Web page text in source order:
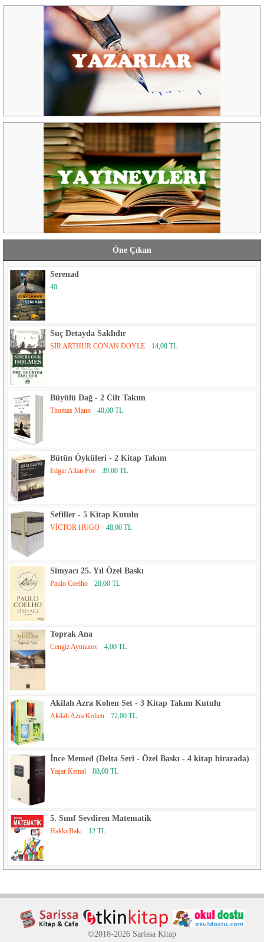
Öne Çıkan
Serenad
40
Suç Detayda Saklıdır
SİR ARTHUR CONAN DOYLE 14,00 TL
Büyülü Dağ - 2 Cilt Takım
Thomas Mann 40,00 TL
Bütün Öyküleri - 2 Kitap Takım
Edgar Allan Poe 39,00 TL
Sefiller - 5 Kitap Kutulu
VİCTOR HUGO 48,00 TL
Simyacı 25. Yıl Özel Baskı
Paulo Coelho 20,00 TL
Toprak Ana
Cengiz Aytmatov 4,00 TL
Akilah Azra Kohen Set - 3 Kitap Takım Kutulu
Akilah Azra Kohen 72,00 TL
İnce Memed (Delta Seri - Özel Baskı - 4 kitap birarada)
Yaşar Kemal 88,00 TL
5. Sınıf Sevdiren Matematik
Hakkı Baki 12 TL
©2018-2026 Sarissa Kitap